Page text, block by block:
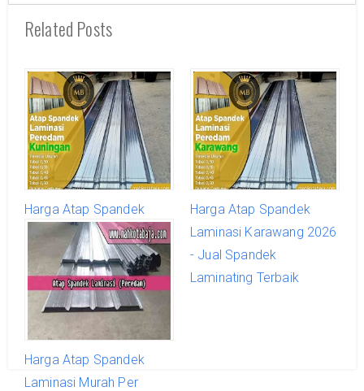
Related Posts
Harga Atap Spandek
Laminasi Kuningan 2026 -
Jual Spandek Laminating
Terbaik
Harga Atap Spandek
Laminasi Karawang 2026
- Jual Spandek
Laminating Terbaik
Harga Atap Spandek
Laminasi Murah Per